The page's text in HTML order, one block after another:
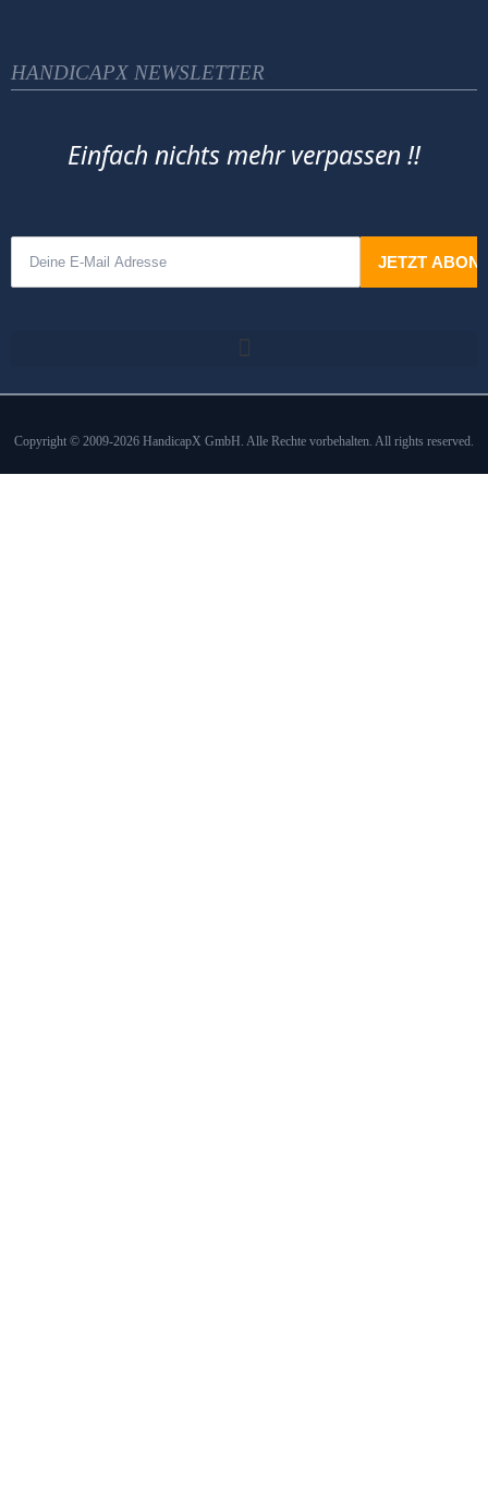
HANDICAPX NEWSLETTER
Einfach nichts mehr verpassen !!
Copyright © 2009-2026 HandicapX GmbH. Alle Rechte vorbehalten. All rights reserved.